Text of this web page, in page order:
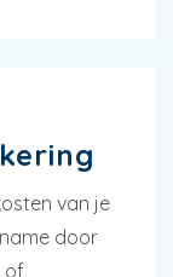
van je
door
of